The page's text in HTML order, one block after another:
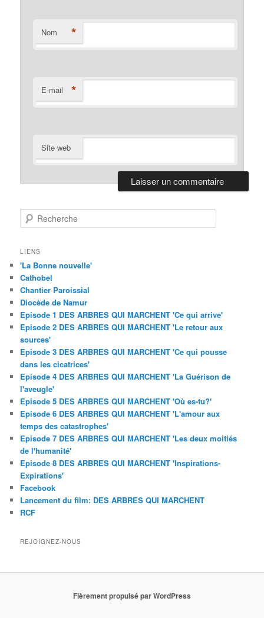
Nom *
E-mail *
Site web
e
h
r
c
h
e
LIENS
'La Bonne nouvelle'
Cathobel
Chantier Paroissial
Diocède de Namur
Episode 1 DES ARBRES QUI MARCHENT 'Ce qui arrive'
Episode 2 DES ARBRES QUI MARCHENT 'Le retour aux
sources'
Episode 3 DES ARBRES QUI MARCHENT 'Ce qui pousse
dans les cicatrices'
Episode 4 DES ARBRES QUI MARCHENT 'La Guérison de
l'aveugle'
Episode 5 DES ARBRES QUI MARCHENT 'Où es-tu?'
Episode 6 DES ARBRES QUI MARCHENT 'L'amour aux
temps des catastrophes'
Episode 7 DES ARBRES QUI MARCHENT 'Les deux moitiés
de l'humanité'
Episode 8 DES ARBRES QUI MARCHENT 'Inspirations-
Expirations'
Facebook
Lancement du film: DES ARBRES QUI MARCHENT
RCF
REJOIGNEZ-NOUS
Fièrement propulsé par WordPress